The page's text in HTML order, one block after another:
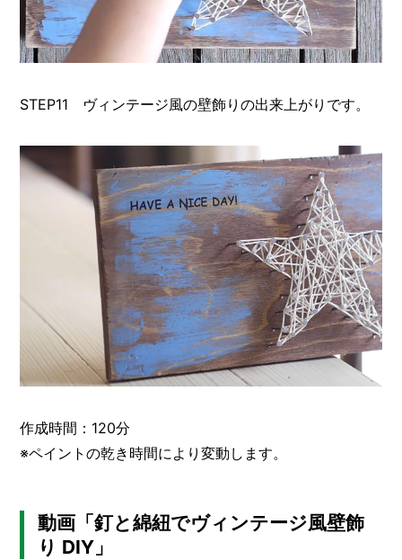
STEP11 ヴィンテージ風の壁飾りの出来上がりです。
作成時間：120分
※ペイントの乾き時間により変動します。
動画「釘と綿紐でヴィンテージ風壁飾
り DIY」